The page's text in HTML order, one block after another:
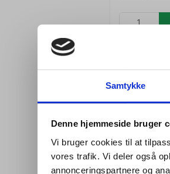
Samtykke
Denne hjemmeside bruger
Vi bruger cookies til at
vores trafik. Vi deler også
annonceringspartnere og